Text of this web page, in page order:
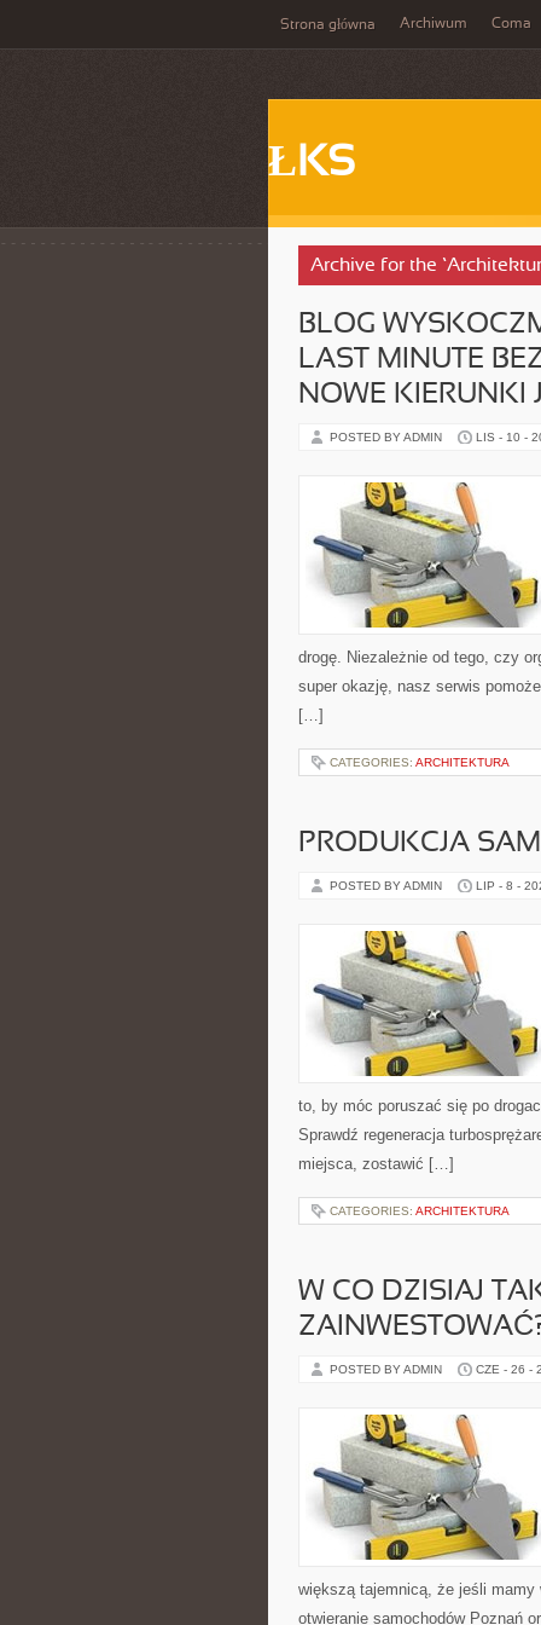
Strona główna Archiwum Coma
ŁKS
Archive for the
BLOG
LAST MINUTE
NOWE KIERUNKI
POSTED BY ADMIN LIS - 10 -
drogę. Niezależnie od tego, czy
super okazję, nasz serwis
[…]
CATEGORIES: ARCHITEKTURA
PRODUKCJA
POSTED BY ADMIN LIP - 8 -
to, by móc poruszać się po
Sprawdź regeneracja
miejsca, zostawić […]
CATEGORIES: ARCHITEKTURA
W CO DZISIAJ
POSTED BY ADMIN CZE - 26 -
większą tajemnicą, że jeśli
otwieranie samochodów Poznań